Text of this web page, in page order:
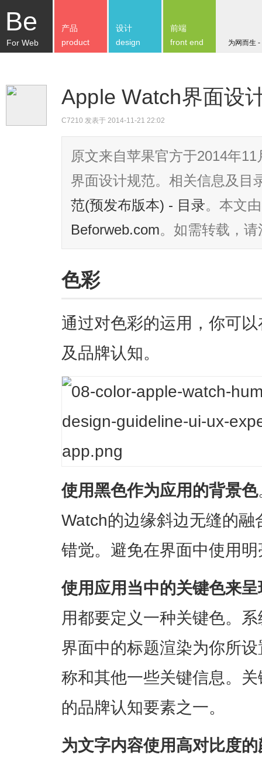
Be
For Web 为网而生
产品
product
设计
design
前端
front end
Apple Watch界面设
C7210 发表于 2014-11-21 22:02
原文来自苹果官方于2014年
界面设计规范。相关信息及目
范(预发布版本) - 目录。本文由
Beforweb.com。如需转载，
色彩
通过对色彩的运用，你可
及品牌认知。
使用黑色作为应用的背景色
Watch的边缘斜边无缝的
错觉。避免在界面中使用
使用应用当中的关键色来
用都要定义一种关键色。
界面中的标题渲染为你所
称和其他一些关键信息。
的品牌认知要素之一。
为文字内容使用高对比度